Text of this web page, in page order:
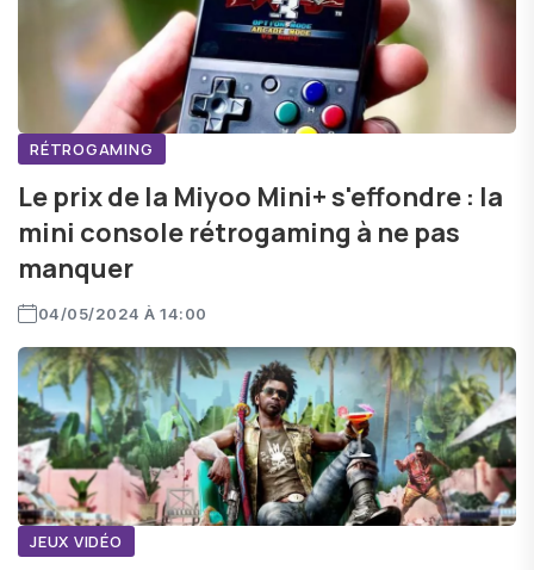
RÉTROGAMING
Le prix de la Miyoo Mini+ s'effondre : la
mini console rétrogaming à ne pas
manquer
04/05/2024 À 14:00
JEUX VIDÉO